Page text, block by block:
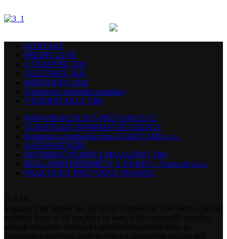
KONTAKT
PŘEDPLATNÉ
O ČEM PÍŠE TIM
VELETRHY 2026
MEDIAINFO 2026
Všeobecné obchodní podmínky
VÝHERNÍ AKCE TIM
WWW.PRAKTICKÝ-PRŮVODCE.CZ
TURISTICKÉ INFORMAČNÍ VIZITKY
Reklamní a distribuční firma EUROCARD s.r.o.
NAŠI PARTNEŘI
DISTRIBUČNÍ MÍSTA MAGAZÍNU TIM
REKLAMNÍ PŘEDMĚTY A DÁRKY – Eurocard s.r.o.
PRAKTICKÝ PRŮVODCE PRAHOU